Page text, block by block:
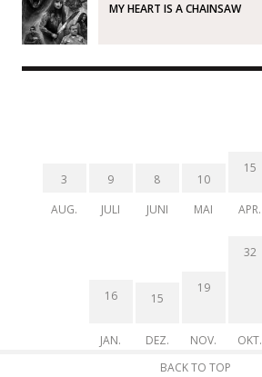
MY HEART IS A CHAINSAW
3
AUG.
9
JULI
8
JUNI
10
MAI
15
APR.
16
JAN.
15
DEZ.
19
NOV.
32
OKT.
BACK TO TOP